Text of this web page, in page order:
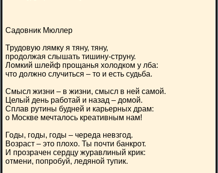
Садовник Мюллер
Трудовую лямку я тяну, тяну,
продолжая слышать тишину-струну.
Ломкий шлейф прощанья холодком у лба:
что должно случиться – то и есть судьба.
Смысл жизни – в жизни, смысл в ней самой.
Целый день работай и назад – домой.
Сплав рутины будней и карьерных драм:
о Москве мечталось креативным нам!
Годы, годы, годы – череда невзгод.
Возраст – это плохо. Ты почти банкрот.
И прозрачен сердцу журавлиный крик:
отмени, попробуй, ледяной тупик.